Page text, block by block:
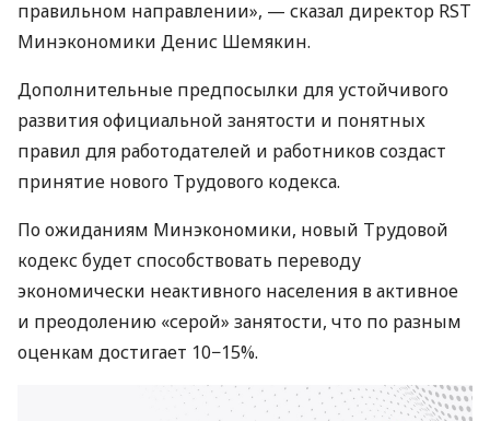
правильном направлении», — сказал директор RST
Минэкономики Денис Шемякин.
Дополнительные предпосылки для устойчивого
развития официальной занятости и понятных
правил для работодателей и работников создаст
принятие нового Трудового кодекса.
По ожиданиям Минэкономики, новый Трудовой
кодекс будет способствовать переводу
экономически неактивного населения в активное
и преодолению «серой» занятости, что по разным
оценкам достигает 10−15%.